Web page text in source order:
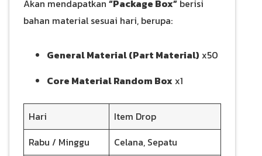
Akan mendapatkan “Package Box” berisi
bahan material sesuai hari, berupa:
General Material (Part Material) x50
Core Material Random Boxx1
Hari
Item Drop
Rabu / Minggu
Celana, Sepatu